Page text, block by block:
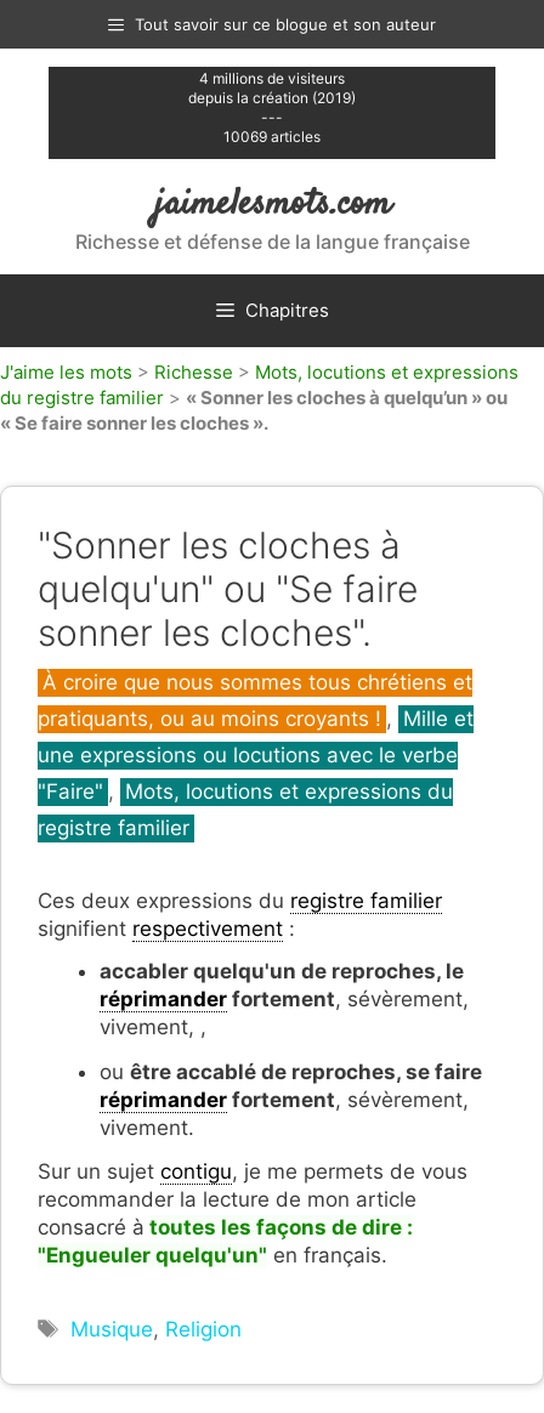
contenu
Tout savoir sur ce blogue et son auteur
4 millions de visiteurs
depuis la création (2019)
---
10069 articles
jaimelesmots.com
Richesse et défense de la langue française
Chapitres
J'aime les mots > Richesse > Mots, locutions et expressions
du registre familier > « Sonner les cloches à quelqu’un » ou
« Se faire sonner les cloches ».
"Sonner les cloches à
quelqu'un" ou "Se faire
sonner les cloches".
Catégories
À croire que nous sommes tous chrétiens et
pratiquants, ou au moins croyants ! , Mille et
une expressions ou locutions avec le verbe
"Faire" , Mots, locutions et expressions du
registre familier
Ces deux expressions du registre familier
signifient respectivement :
accabler quelqu'un de reproches, le
réprimander fortement, sévèrement,
vivement, ,
ou être accablé de reproches, se faire
réprimander fortement, sévèrement,
vivement.
Sur un sujet contigu, je me permets de vous
recommander la lecture de mon article
consacré à toutes les façons de dire :
"Engueuler quelqu'un" en français.
Étiquettes
Musique, Religion